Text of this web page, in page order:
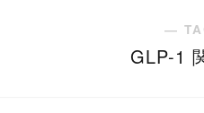
―
GLP-1